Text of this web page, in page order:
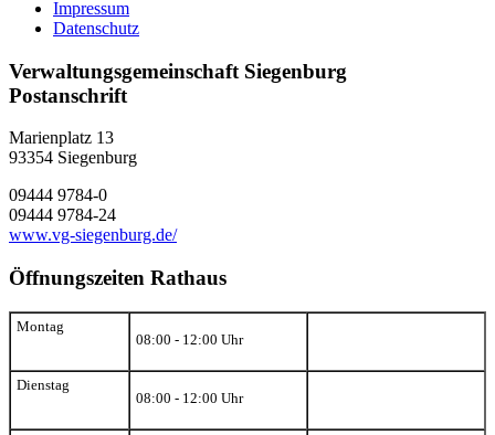
Impressum
Datenschutz
Verwaltungsgemeinschaft Siegenburg
Postanschrift
Marienplatz 13
93354 Siegenburg
09444 9784-0
09444 9784-24
www.vg-siegenburg.de/
Öffnungszeiten Rathaus
Montag
08:00 - 12:00 Uhr
Dienstag
08:00 - 12:00 Uhr